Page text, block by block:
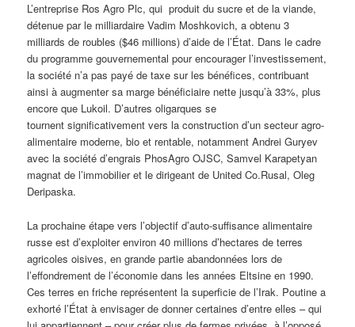
L’entreprise Ros Agro Plc, qui produit du sucre et de la viande,
détenue par le milliardaire Vadim Moshkovich, a obtenu 3
milliards de roubles ($46 millions) d’aide de l’État. Dans le cadre
du programme gouvernemental pour encourager l’investissement,
la société n’a pas payé de taxe sur les bénéfices, contribuant
ainsi à augmenter sa marge bénéficiaire nette jusqu’à 33%, plus
encore que Lukoil. D’autres oligarques se
tournent significativement vers la construction d’un secteur agro-
alimentaire moderne, bio et rentable, notamment Andrei Guryev
avec la société d’engrais PhosAgro OJSC, Samvel Karapetyan
magnat de l’immobilier et le dirigeant de United Co.Rusal, Oleg
Deripaska.
La prochaine étape vers l’objectif d’auto-suffisance alimentaire
russe est d’exploiter environ 40 millions d’hectares de terres
agricoles oisives, en grande partie abandonnées lors de
l’effondrement de l’économie dans les années Eltsine en 1990.
Ces terres en friche représentent la superficie de l’Irak. Poutine a
exhorté l’État à envisager de donner certaines d’entre elles – qui